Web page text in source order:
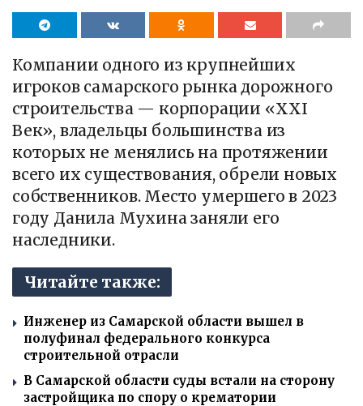
Компании одного из крупнейших
игроков самарского рынка дорожного
строительства — корпорации «XXI
Век», владельцы большинства из
которых не менялись на протяжении
всего их существования, обрели новых
собственников. Место умершего в 2023
году Данила Мухина заняли его
наследники.
Читайте также:
Инженер из Самарской области вышел в
полуфинал федерального конкурса
строительной отрасли
В Самарской области суды встали на сторону
застройщика по спору о крематории